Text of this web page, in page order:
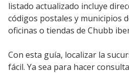
listado actualizado incluye
códigos postales y municipios
oficinas o tiendas de Chubb
Con esta guía, localizar la
fácil. Ya sea para hacer